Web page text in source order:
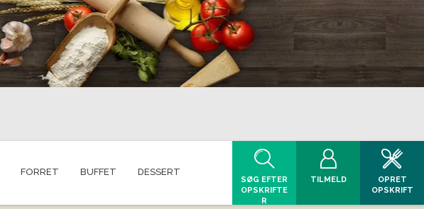
FORRET BUFFET DESSERT
SØG EFTER
OPSKRIFTE
R
TILMELD
OPRET
OPSKRIFT